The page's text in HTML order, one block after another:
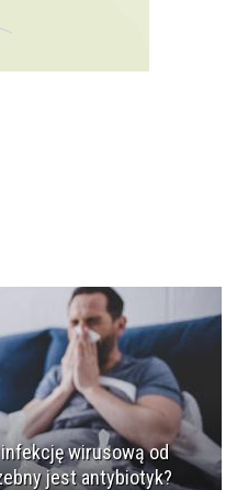
wirusową od
jest antybiotyk?